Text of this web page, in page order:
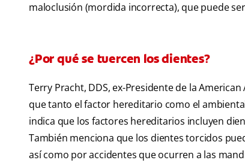
maloclusión (mordida incorrecta), que puede
¿Por qué se tuercen los dientes?
Terry Pracht, DDS, ex-Presidente de la
que tanto el factor hereditario como el
indica que los factores hereditarios incluyen
También menciona que los dientes torcidos
así como por accidentes que ocurren a las